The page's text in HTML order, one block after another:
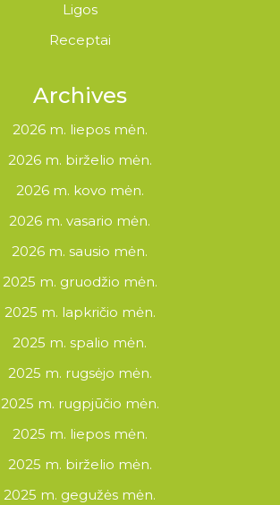
Ligos
Receptai
Archives
2026 m. liepos mėn.
2026 m. birželio mėn.
2026 m. kovo mėn.
2026 m. vasario mėn.
2026 m. sausio mėn.
2025 m. gruodžio mėn.
2025 m. lapkričio mėn.
2025 m. spalio mėn.
2025 m. rugsėjo mėn.
2025 m. rugpjūčio mėn.
2025 m. liepos mėn.
2025 m. birželio mėn.
2025 m. gegužės mėn.